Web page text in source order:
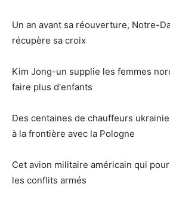
Un an avant sa réouverture, Notre-
récupère sa croix
Kim Jong-un supplie les femmes
faire plus d'enfants
Des centaines de chauffeurs
à la frontière avec la Pologne
Cet avion militaire américain qui
les conflits armés